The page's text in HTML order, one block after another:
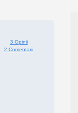
3 Opinii
2 Comentarii